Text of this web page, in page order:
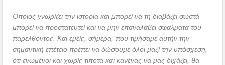
Όποιος γνωρίζει την ιστορία και μπορεί να τη διαβάζει σωστά
μπορεί να προστατευτεί και να μην επαναλάβει σφάλματα του
παρελθόντος. Και εμείς, σήμερα, που τιμήσαμε αυτήν την
σημαντική επέτειο πρέπει να δώσουμε όλοι μαζί την υπόσχεση,
ότι ενωμένοι και χωρίς τίποτα και κανένας να μας διχάζει, θα